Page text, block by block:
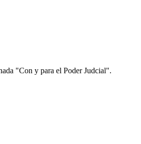
"Con y para el Poder Judcial".